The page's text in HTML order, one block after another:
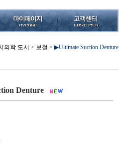
의학 도서 > 보철 > ▶Ultimate Suction Denture
Denture